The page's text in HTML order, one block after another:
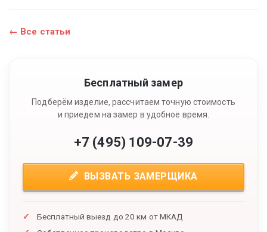
← Все статьи
Бесплатный замер
Подберём изделие, рассчитаем точную стоимость
и приедем на замер в удобное время.
+7 (495) 109-07-39
ВЫЗВАТЬ ЗАМЕРЩИКА
Бесплатный выезд до 20 км от МКАД